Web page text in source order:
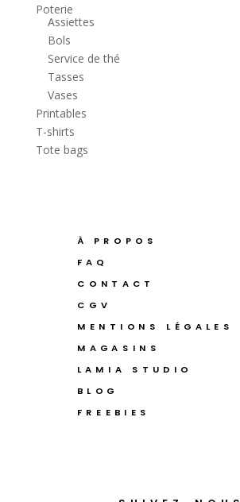
Poterie
Assiettes
Bols
Service de thé
Tasses
Vases
Printables
T-shirts
Tote bags
À PROPOS
FAQ
CONTACT
CGV
MENTIONS LÉGALES
MAGASINS
LAMIA STUDIO
BLOG
FREEBIES